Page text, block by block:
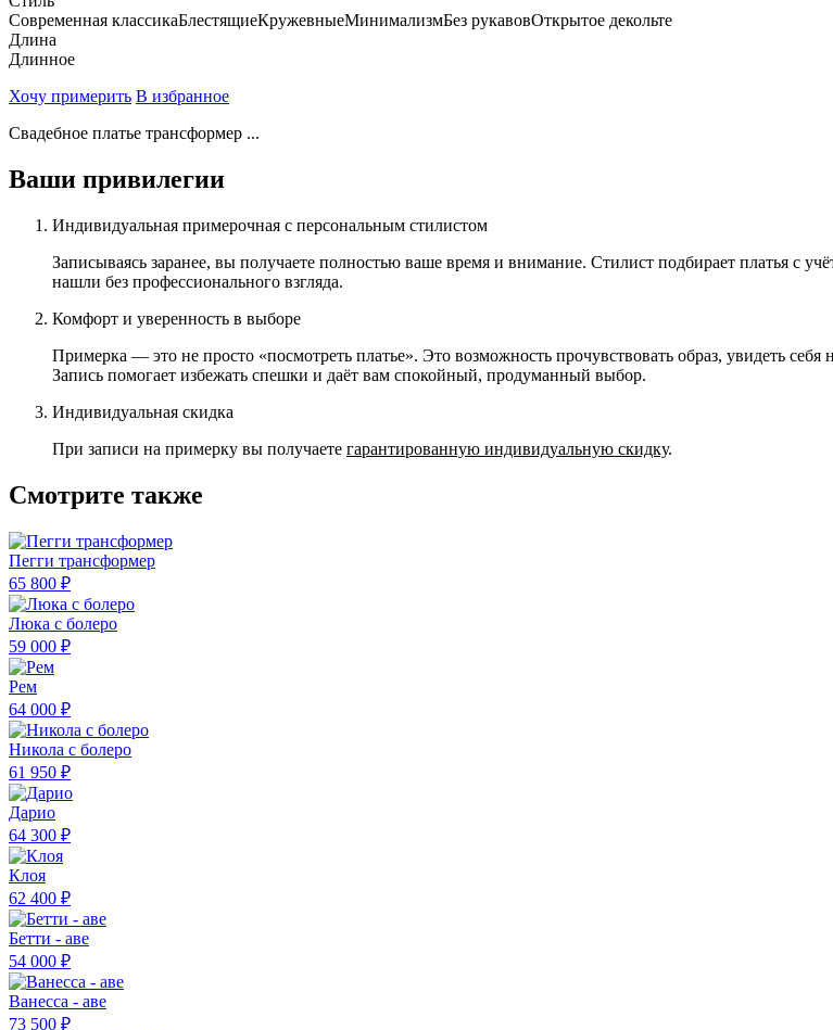
Современная классикаБлестящиеКружевныеМинимализмБез рукавовОткрытое декольте
Длина
Длинное
Хочу примерить В избранное
Свадебное платье трансформер ...
Ваши привилегии
Индивидуальная примерочная с персональным стилистом
Записываясь заранее, вы получаете полностью ваше время и внимание. Стилист подбирает платья с
нашли без профессионального взгляда.
Комфорт и уверенность в выборе
Примерка — это не просто «посмотреть платье». Это возможность прочувствовать образ, увидеть
Запись помогает избежать спешки и даёт вам спокойный, продуманный выбор.
Индивидуальная скидка
При записи на примерку вы получаете гарантированную индивидуальную скидку.
Смотрите также
Пегги трансформер
65 800 ₽
Люка с болеро
59 000 ₽
Рем
64 000 ₽
Никола с болеро
61 950 ₽
Дарио
64 300 ₽
Клоя
62 400 ₽
Бетти - аве
54 000 ₽
Ванесса - аве
73 500 ₽